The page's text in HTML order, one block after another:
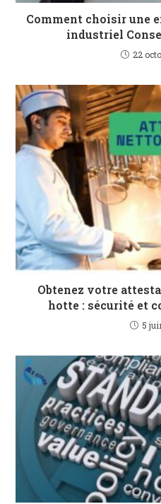
Comment choisir une
industriel
22
Obtenez votre
hotte : sécurité et
5